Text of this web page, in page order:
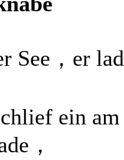
See，er
ein am
，